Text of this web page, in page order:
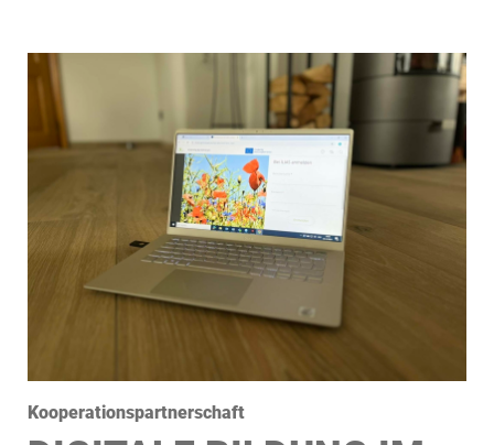
Kooperationspartnerschaft